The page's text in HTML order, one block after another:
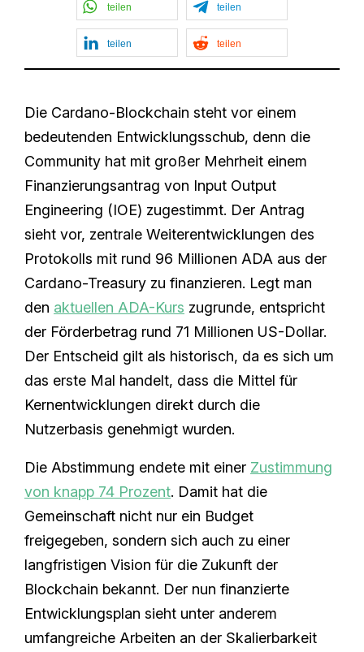
teilen teilen
teilen teilen
Die Cardano-Blockchain steht vor einem
bedeutenden Entwicklungsschub, denn die
Community hat mit großer Mehrheit einem
Finanzierungsantrag von Input Output
Engineering (IOE) zugestimmt. Der Antrag
sieht vor, zentrale Weiterentwicklungen des
Protokolls mit rund 96 Millionen ADA aus der
Cardano-Treasury zu finanzieren. Legt man
den aktuellen ADA-Kurs zugrunde, entspricht
der Förderbetrag rund 71 Millionen US-Dollar.
Der Entscheid gilt als historisch, da es sich um
das erste Mal handelt, dass die Mittel für
Kernentwicklungen direkt durch die
Nutzerbasis genehmigt wurden.
Die Abstimmung endete mit einer Zustimmung
von knapp 74 Prozent. Damit hat die
Gemeinschaft nicht nur ein Budget
freigegeben, sondern sich auch zu einer
langfristigen Vision für die Zukunft der
Blockchain bekannt. Der nun finanzierte
Entwicklungsplan sieht unter anderem
umfangreiche Arbeiten an der Skalierbarkeit